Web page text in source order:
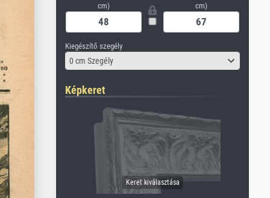
cm)
cm)
Kiegészítő szegély
0 cm Szegély
Képkeret